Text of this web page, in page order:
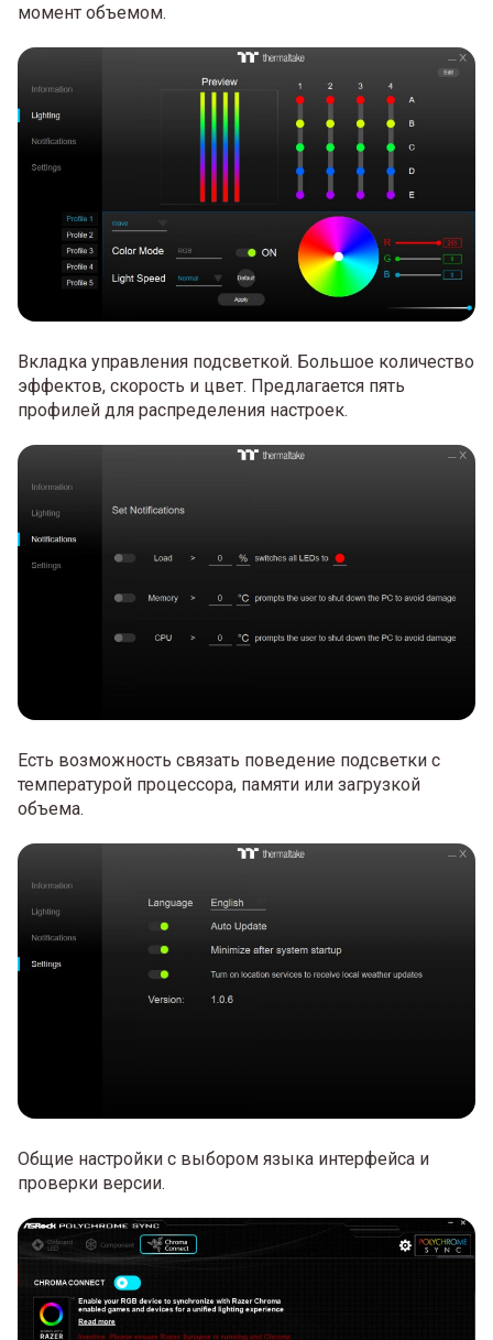
момент объемом.
Вкладка управления подсветкой. Большое количество
эффектов, скорость и цвет. Предлагается пять
профилей для распределения настроек.
Есть возможность связать поведение подсветки с
температурой процессора, памяти или загрузкой
объема.
Общие настройки с выбором языка интерфейса и
проверки версии.